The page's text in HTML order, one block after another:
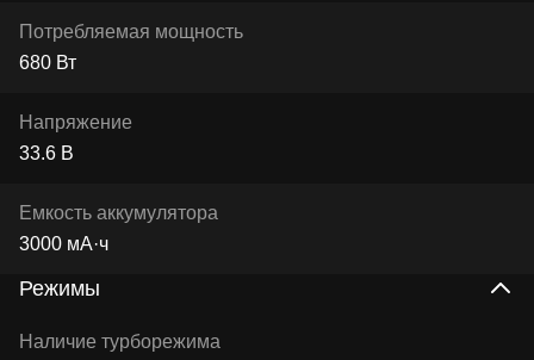
Потребляемая мощность
680 Вт
Напряжение
33.6 В
Емкость аккумулятора
3000 мА·ч
Режимы
Наличие турборежима